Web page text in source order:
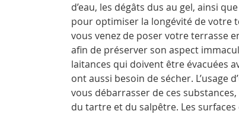
d’eau, les dégâts dus au gel, ainsi
pour optimiser la longévité de votre
vous venez de poser votre terrasse
afin de préserver son aspect
laitances qui doivent être évacuées
ont aussi besoin de sécher. L’usage
vous débarrasser de ces
du tartre et du salpêtre. Les